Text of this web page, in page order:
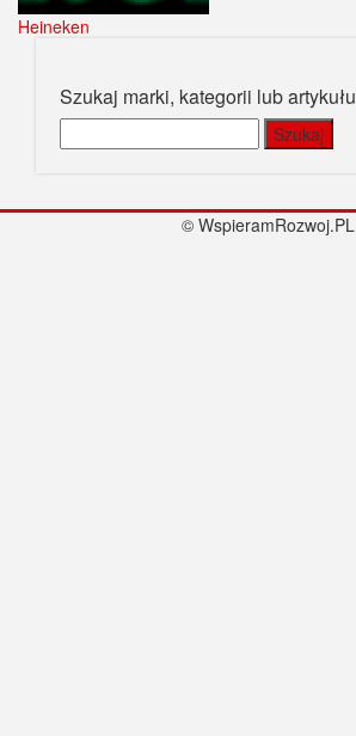
Heineken
Szukaj marki, kategorii lub artykułu
© WspieramRozwoj.PL